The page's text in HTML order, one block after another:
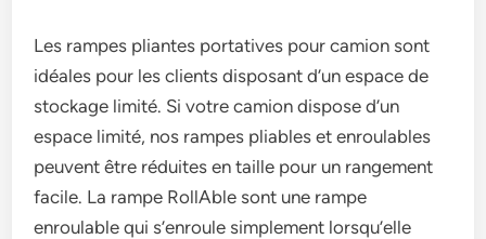
Les rampes pliantes portatives pour camion sont
idéales pour les clients disposant d’un espace de
stockage limité. Si votre camion dispose d’un
espace limité, nos rampes pliables et enroulables
peuvent être réduites en taille pour un rangement
facile. La rampe RollAble sont une rampe
enroulable qui s’enroule simplement lorsqu’elle